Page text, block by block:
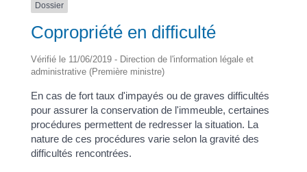
Dossier
Copropriété en difficulté
Vérifié le 11/06/2019 - Direction de l'information légale et
administrative (Première ministre)
En cas de fort taux d'impayés ou de graves difficultés
pour assurer la conservation de l'immeuble, certaines
procédures permettent de redresser la situation. La
nature de ces procédures varie selon la gravité des
difficultés rencontrées.